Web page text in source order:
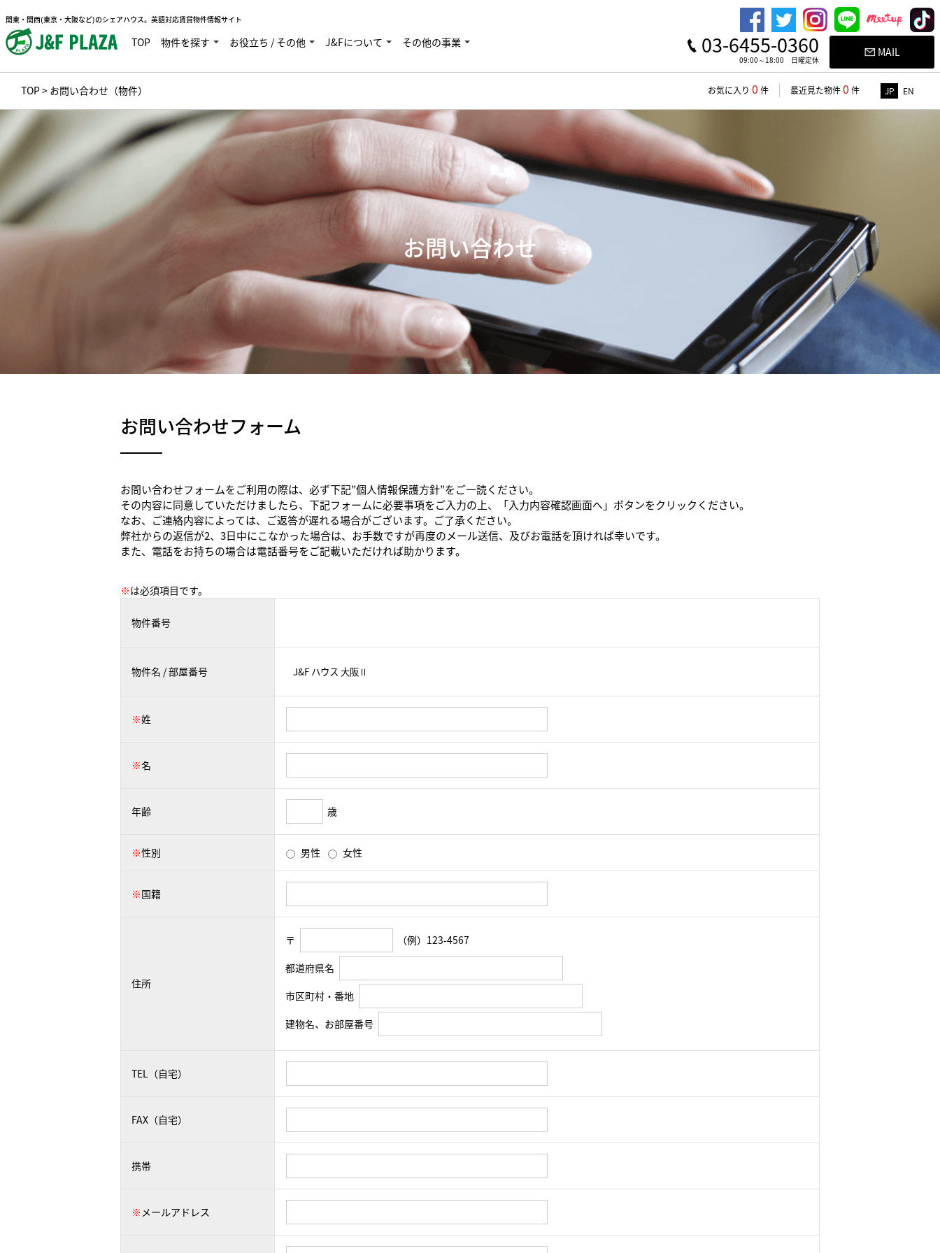
関東・関西(東京・大阪など)のシェアハウス。英語対応賃貸物件情報サイト
TOP 物件を探す お役立ち / その他 J&Fについて その他の事業 03-6455-0360
09:00～18:00 日曜定休
MAIL
TOP> お問い合わせ（物件） お気に入り 0 件 最近見た物件0 件 JP EN
お問い合わせ
お問い合わせフォーム
お問い合わせフォームをご利用の際は、必ず下記”個人情報保護方針”をご一読ください。
その内容に同意していただけましたら、下記フォームに必要事項をご入力の上、「入力内容確認画面へ」ボタンをクリックください。
なお、ご連絡内容によっては、ご返答が遅れる場合がございます。ご了承ください。
弊社からの返信が2、3日中にこなかった場合は、お手数ですが再度のメール送信、及びお電話を頂ければ幸いです。
また、電話をお持ちの場合は電話番号をご記載いただければ助かります。
※は必須項目です。
物件番号
物件名 / 部屋番号
※姓
※名
年齢 歳
※性別 男性 女性
※国籍
住所
〒
（例）123-4567
都道府県名
市区町村・番地
建物名、お部屋番号
TEL（自宅）
FAX（自宅）
携帯
※ メールアドレス